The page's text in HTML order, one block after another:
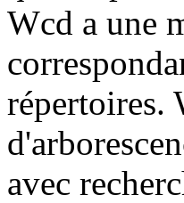
Wcd a une
répertoires.
avec